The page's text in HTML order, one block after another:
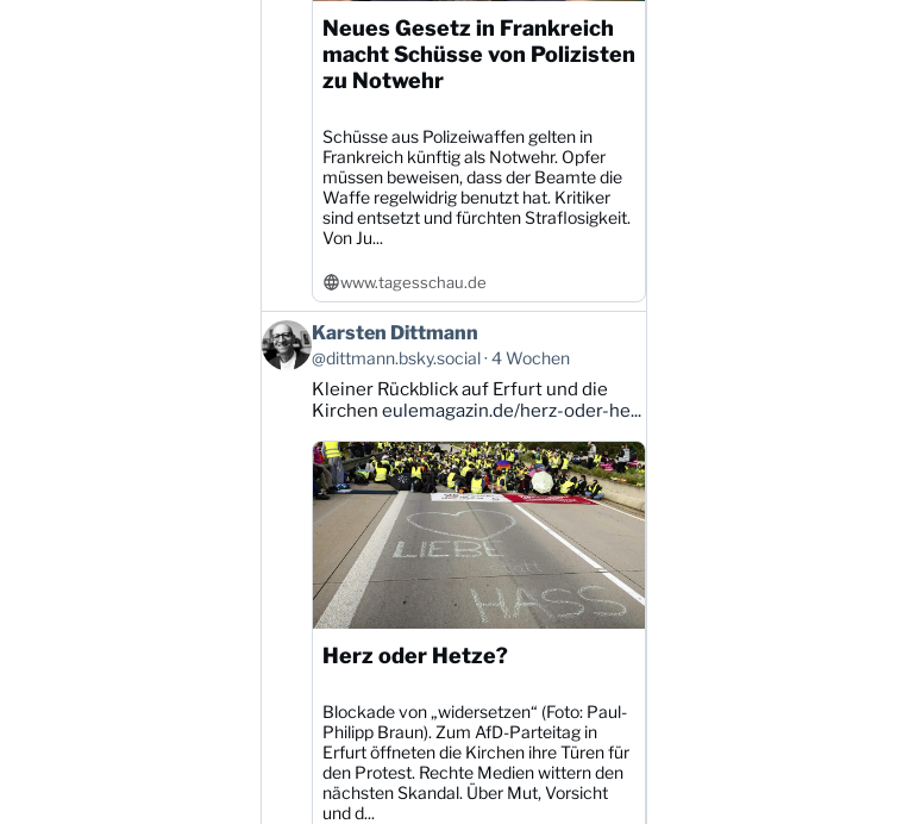
Neues Gesetz in Frankreich
macht Schüsse von Polizisten
zu Notwehr
Schüsse aus Polizeiwaffen gelten in
Frankreich künftig als Notwehr. Opfer
müssen beweisen, dass der Beamte die
Waffe regelwidrig benutzt hat. Kritiker
sind entsetzt und fürchten Straflosigkeit.
Von Ju...
www.tagesschau.de
Beitrag
von
Karsten
Dittmann
ansehen
Karsten Dittmann
@dittmann.bsky.social 4 Wochen
Kleiner Rückblick auf Erfurt und die
Kirchen eulemagazin.de/herz-oder-he...
Herz oder Hetze?
Blockade von „widersetzen“ (Foto: Paul-
Philipp Braun). Zum AfD-Parteitag in
Erfurt öffneten die Kirchen ihre Türen für
den Protest. Rechte Medien wittern den
nächsten Skandal. Über Mut, Vorsicht
und d...